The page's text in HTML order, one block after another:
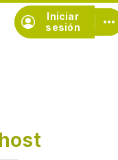
Iniciar
sesión